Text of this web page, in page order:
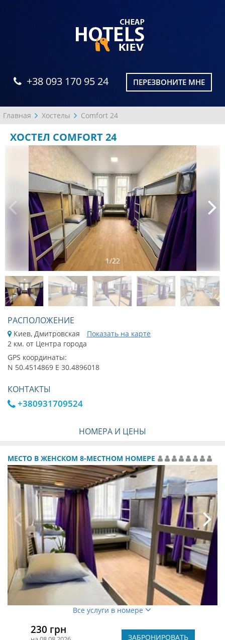
+38 093 170 95 24 ПЕРЕЗВОНИТЕ МНЕ
Главная Хостелы Comfort 24
ХОСТЕЛ COMFORT 24
1/22
РАСПОЛОЖЕНИЕ
Киев, Дмитровская
Показать на карте
2 км. от Центра города
GPS координаты:
N 50.4514869 E 30.4896018
КОНТАКТЫ
+380931709524
НОМЕРА И ЦЕНЫ
МЕСТО В ЖЕНСКОМ 8-МЕСТНОМ НОМЕРЕ
Все услуги в номере
230 грн
ЗАБРОНИРОВАТЬ